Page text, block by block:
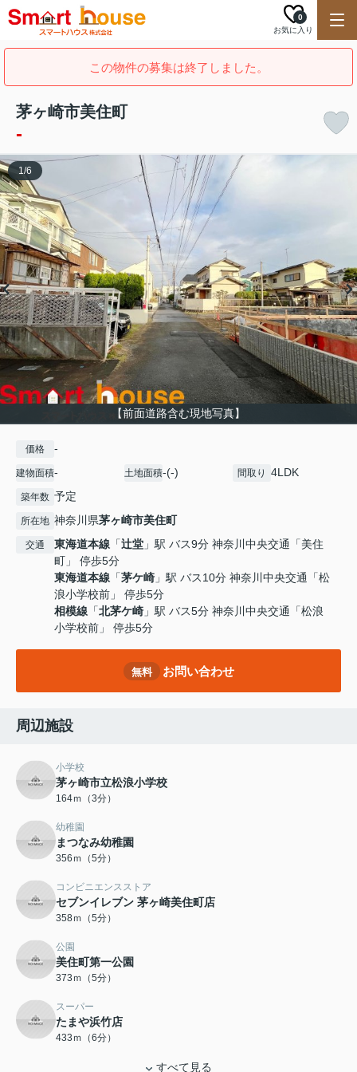
お気に入り
0
この物件の募集は終了しました。
茅ヶ崎市美住町
-
【前面道路含む現地写真】
1/6
価格 -
建物面積- 土地面積-(-) 間取り 4LDK
築年数 予定
所在地 神奈川県茅ヶ崎市美住町
交通 東海道本線 「辻堂 」駅 バス9分 神奈川中央交通「美住
町」 停歩5分
東海道本線 「茅ケ崎 」駅 バス10分 神奈川中央交通「松
浪小学校前」 停歩5分
相模線 「北茅ケ崎 」駅 バス5分 神奈川中央交通「松浪
小学校前」 停歩5分
無料 お問い合わせ
周辺施設
小学校
茅ヶ崎市立松浪小学校
164ｍ（3分）
幼稚園
まつなみ幼稚園
356ｍ（5分）
コンビニエンスストア
セブンイレブン 茅ヶ崎美住町店
358ｍ（5分）
公園
美住町第一公園
373ｍ（5分）
スーパー
たまや浜竹店
433ｍ（6分）
すべて見る